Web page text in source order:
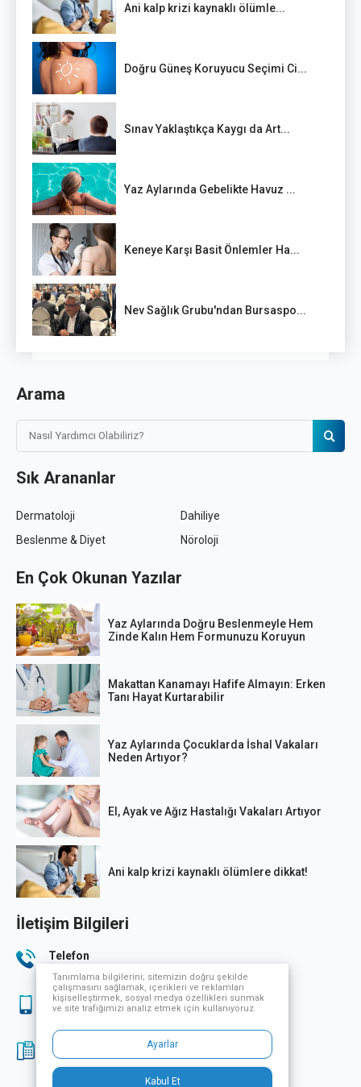
Ani kalp krizi kaynaklı ölümle...
Doğru Güneş Koruyucu Seçimi Ci...
Sınav Yaklaştıkça Kaygı da Art...
Yaz Aylarında Gebelikte Havuz ...
Keneye Karşı Basit Önlemler Ha...
Nev Sağlık Grubu'ndan Bursaspo...
Arama
Sık Arananlar
Dermatoloji
Dahiliye
Beslenme & Diyet
Nöroloji
En Çok Okunan Yazılar
Yaz Aylarında Doğru Beslenmeyle Hem
Zinde Kalın Hem Formunuzu Koruyun
Makattan Kanamayı Hafife Almayın: Erken
Tanı Hayat Kurtarabilir
Yaz Aylarında Çocuklarda İshal Vakaları
Neden Artıyor?
El, Ayak ve Ağız Hastalığı Vakaları Artıyor
Ani kalp krizi kaynaklı ölümlere dikkat!
İletişim Bilgileri
Telefon
444 33 32
Sağlık Turizmi
0224 249 70 07
Tanımlama bilgilerini; sitemizin doğru şekilde
çalışmasını sağlamak, içerikleri ve reklamları
kişiselleştirmek, sosyal medya özellikleri sunmak
ve site trafiğimizi analiz etmek için kullanıyoruz.
Ayarlar
Kabul Et